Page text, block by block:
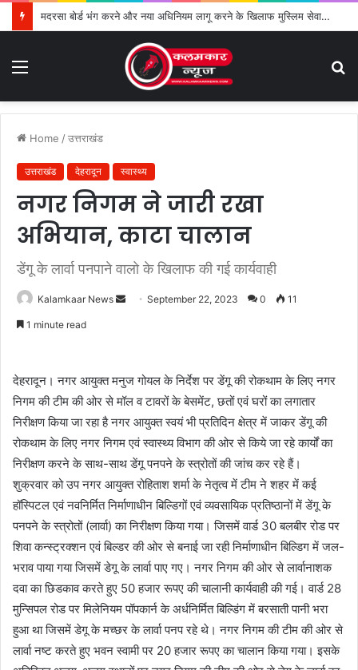
मदरसा बोर्ड भंग करने और नया अधिनियम लागू करने के खिलाफ मुस्लिम सेवा संगठन का विरोध तेज
Home /उत्तराखंड
उत्तराखंड देहरादून स्वास्थ्य
नगर निगम ने जारी रखा
अभियान, काटा चालान
डेंगू के लार्वा पनपाने वालो के खिलाफ की गई कार्यवाही
Kalamkaar News
a
n
i
l
September 22, 2023 0 11
1 minute read
देहरादून। नगर आयुक्त मनुज गोयल के निर्देश पर डेंगू की रोकथाम के लिए नगर
निगम की टीम की ओर से मॉल व टावरों के बेसमेंट, छतों एवं घरों का लगातार
निरीक्षण किया जा रहा है नगर आयुक्त स्वयं भी प्रतिदिन क्षेत्र में जाकर डेंगू की
रोकथाम के लिए नगर निगम एवं स्वास्थ्य विभाग की ओर से किये जा रहे कार्यों का
निरीक्षण करने के साथ-साथ डेंगू पनपने के स्त्रोतों की जांच कर रहे हैं।
शुक्रवार को उप नगर आयुक्त रोहिताश शर्मा के नेतृत्व में टीम ने शहर में कई
हॉस्पिटल एवं नवनिर्मित निर्माणाधीन बिल्डिगों एवं व्यवसायिक प्रतिष्ठानों में डेंगू के
पनपने के स्त्रोतों (लार्वा) का निरीक्षण किया गया। जिसमें वार्ड 30 बलबीर रोड पर
शिवा कन्स्ट्रक्शन एवं बिल्डर की ओर से बनाई जा रही निर्माणाधीन बिल्डिग में जल-
भराव पाया गया जिसमें डेगू के लार्वा पाए गए। नगर निगम की ओर से लार्वानाशक
दवा का छिडकाव करते हुए 50 हजार रूपए की चालानी कार्यवाही की गई। वार्ड 28
मुन्सिपल रोड पर मिलेनियम पॉपकार्न के अर्धनिर्मित बिल्डिंग में बरसाती पानी भरा
हुआ था जिसमें डेगू के मच्छर के लार्वा पनप रहे थे। नगर निगम की टीम की ओर से
लार्वा नष्ट करते हुए भवन स्वामी पर 20 हजार रूपए का चालान किया गया। इसके